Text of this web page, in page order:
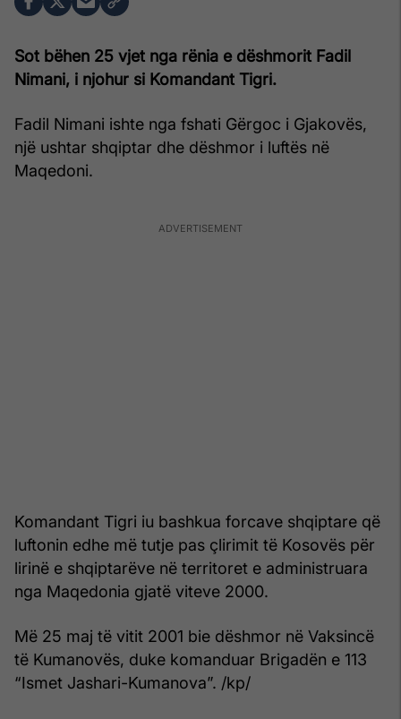
Sot bëhen 25 vjet nga rënia e dëshmorit Fadil
Nimani, i njohur si Komandant Tigri.
Fadil Nimani ishte nga fshati Gërgoc i Gjakovës,
një ushtar shqiptar dhe dëshmor i luftës në
Maqedoni.
Komandant Tigri iu bashkua forcave shqiptare që
luftonin edhe më tutje pas çlirimit të Kosovës për
lirinë e shqiptarëve në territoret e administruara
nga Maqedonia gjatë viteve 2000.
Më 25 maj të vitit 2001 bie dëshmor në Vaksincë
të Kumanovës, duke komanduar Brigadën e 113
“Ismet Jashari-Kumanova”. /kp/